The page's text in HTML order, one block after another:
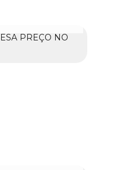
PREÇO NO